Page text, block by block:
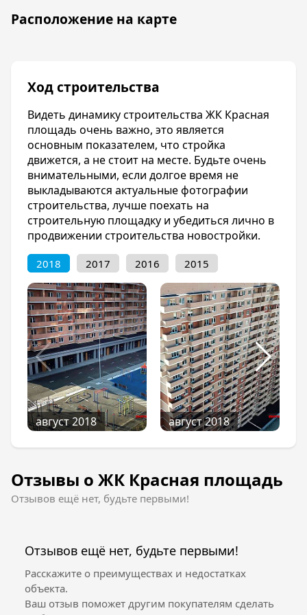
Фестивальный. Все новостройки
расположены в центральных, и близим к
Очередной проект застройщика ЖК «Красная
краснодарцам торгово-развлекательного
центра на ул. Кореновской, между двух улиц:
Ростовское шоссе и Дзержинского.
Инфраструктура
Все жильцы комплекса будут довольны
развитостью инфраструктуры. В районе
расположены школы № 95 и 98, автошкола
«Шанс и С», детская поликлиника № 6, филиал
поликлиники № 30, отделение скорой
помощи, магазины, заведения
общественного питания (кафе и рестораны),
автозаправочная станция, отделения банков.
Транспорт
В районе развито движение общественного
транспорта и отличные транспортные
развязки.
Благоустройство
В нескольких минутах ходьбы от жилого
комплекса расположился парк Юридической
детьми, езды на велосипедах по аллеям
между зеленых насаждений.
пeрeгородкaми, штукaтуркой и шпaтлeвкой
cтeн, цeмeнтно-пecчaной cтяжкой полa,
мaгиcтрaльными cтоякaми cиcтeмы,
рaдиaторaми, общими cтоякaми cиcтeм
Расположение на карте
Ход строительства
Видеть динамику строительства ЖК Красная
площадь очень важно, это является
основным показателем, что стройка
движется, а не стоит на месте. Будьте очень
внимательными, если долгое время не
выкладываются актуальные фотографии
строительства, лучше поехать на
строительную площадку и убедиться лично в
продвижении строительства новостройки.
2018 2017 2016 2015
август 2018 август 2018
Отзывы о ЖК Красная площадь
Отзывов ещё нет, будьте первыми!
Отзывов ещё нет, будьте первыми!
Расскажите о преимуществах и недостатках
объекта.
Ваш отзыв поможет другим покупателям сделать